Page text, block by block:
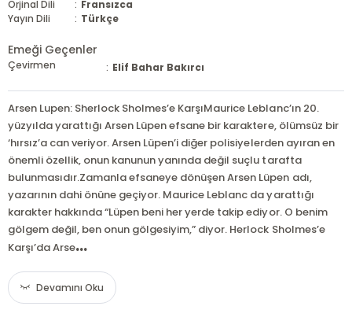
Orjinal Dili
: Fransızca
Yayın Dili
: Türkçe
Emeği Geçenler
Çevirmen : Elif Bahar Bakırcı
Arsen Lupen: Sherlock Sholmes’e KarşıMaurice Leblanc’ın 20.
yüzyılda yarattığı Arsen Lüpen efsane bir karaktere, ölümsüz bir
‘hırsız’a can veriyor. Arsen Lüpen’i diğer polisiyelerden ayıran en
önemli özellik, onun kanunun yanında değil suçlu tarafta
bulunmasıdır.Zamanla efsaneye dönüşen Arsen Lüpen adı,
yazarının dahi önüne geçiyor. Maurice Leblanc da yarattığı
karakter hakkında “Lüpen beni her yerde takip ediyor. O benim
gölgem değil, ben onun gölgesiyim,” diyor. Herlock Sholmes’e
Karşı’da Arse...
Devamını Oku